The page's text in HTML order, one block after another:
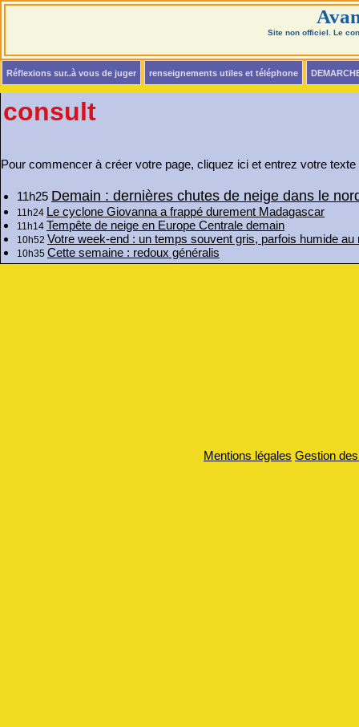
Site non officiel. Le
Réflexions sur..à vous de juger renseignements utiles et téléphone
consult
Pour commencer à créer votre page, cliquez ici et entrez votre texte
11h25 Demain : dernières chutes de neige dans le
11h24 Le cyclone Giovanna a frappé durement Madagascar
11h14 Tempête de neige en Europe Centrale demain
10h52 Votre week-end : un temps souvent gris, parfois humide au
10h35 Cette semaine : redoux généralis
Mentions légales Gestion